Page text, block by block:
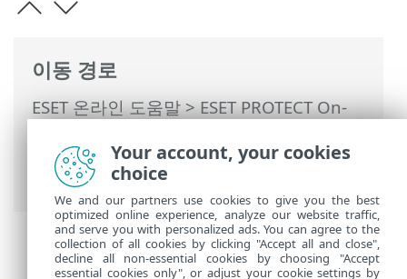
이동 경로
ESET 온라인 도움말>ESET PROTECT On-
배포>원격 배포>GPO 또는 SCCM을 사용
한 에이전트 배포> 배포 단계 - SCCM
Your account, your cookies
choice
We and our partners use cookies to give you the best
optimized online experience, analyze our website traffic,
and serve you with personalized ads. You can agree to the
collection of all cookies by clicking "Accept all and close",
decline all non-essential cookies by choosing "Accept
essential cookies only", or adjust your cookie settings by